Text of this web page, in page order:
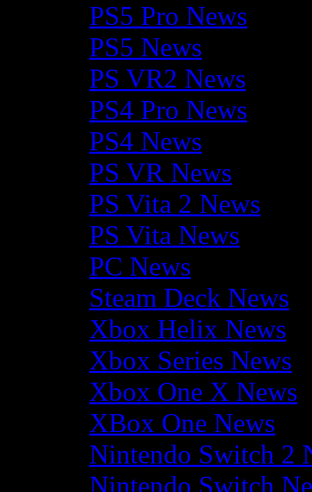
PS5 Pro News
PS5 News
PS VR2 News
PS4 Pro News
PS4 News
PS VR News
PS Vita 2 News
PS Vita News
PC News
Steam Deck News
Xbox Helix News
Xbox Series News
Xbox One X News
XBox One News
Nintendo Switch 2
Nintendo Switch